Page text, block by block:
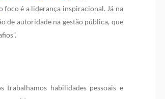
foco é a liderança inspiracional. Já na
de autoridade na gestão pública, que
habilidades pessoais e